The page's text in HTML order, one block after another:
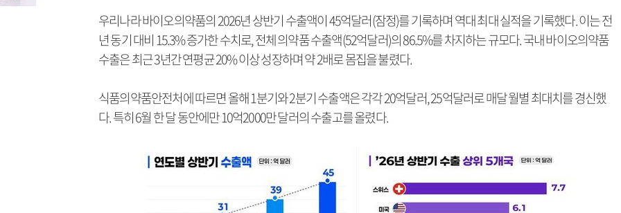
우리나라 바이오의약품의 2026년 상반기 수출액이 45억달러(잠정)를 기록하며 역대 최대 실적을 기록했다. 이는 전
년 동기 대비 15.3% 증가한 수치로, 전체 의약품 수출액(52억달러)의 86.5%를 차지하는 규모다. 국내 바이오의약품
수출은 최근 3년간 연평균 20% 이상 성장하며 약 2배로 몸집을 불렸다.
식품의약품안전처에 따르면 올해 1분기와 2분기 수출액은 각각 20억달러, 25억달러로 매달 월별 최대치를 경신했
다. 특히 6월 한 달 동안에만 10억2000만 달러의 수출고를 올렸다.